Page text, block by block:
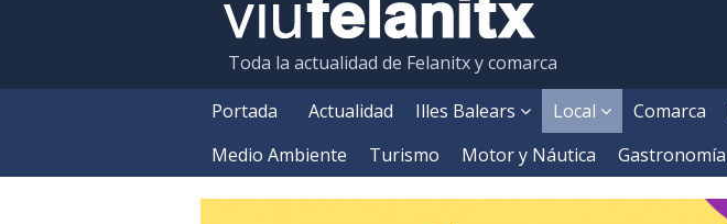
Toda la actualidad de Felanitx y comarca
Portada Actualidad Illes Balears Local Comarca
Medio Ambiente
Turismo Motor y Náutica Gastronomía